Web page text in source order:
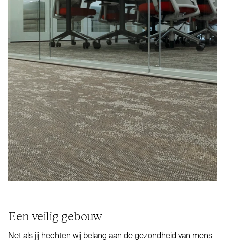
Een veilig gebouw
Net als jij hechten wij belang aan de gezondheid van mens